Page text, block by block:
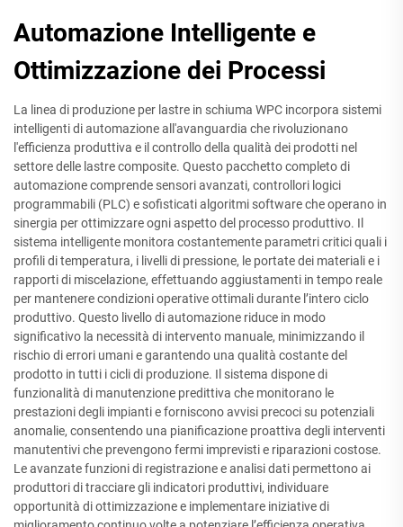
Automazione Intelligente e
Ottimizzazione dei Processi
La linea di produzione per lastre in schiuma WPC incorpora sistemi
intelligenti di automazione all'avanguardia che rivoluzionano
l'efficienza produttiva e il controllo della qualità dei prodotti nel
settore delle lastre composite. Questo pacchetto completo di
automazione comprende sensori avanzati, controllori logici
programmabili (PLC) e sofisticati algoritmi software che operano in
sinergia per ottimizzare ogni aspetto del processo produttivo. Il
sistema intelligente monitora costantemente parametri critici quali i
profili di temperatura, i livelli di pressione, le portate dei materiali e i
rapporti di miscelazione, effettuando aggiustamenti in tempo reale
per mantenere condizioni operative ottimali durante l’intero ciclo
produttivo. Questo livello di automazione riduce in modo
significativo la necessità di intervento manuale, minimizzando il
rischio di errori umani e garantendo una qualità costante del
prodotto in tutti i cicli di produzione. Il sistema dispone di
funzionalità di manutenzione predittiva che monitorano le
prestazioni degli impianti e forniscono avvisi precoci su potenziali
anomalie, consentendo una pianificazione proattiva degli interventi
manutentivi che prevengono fermi imprevisti e riparazioni costose.
Le avanzate funzioni di registrazione e analisi dati permettono ai
produttori di tracciare gli indicatori produttivi, individuare
opportunità di ottimizzazione e implementare iniziative di